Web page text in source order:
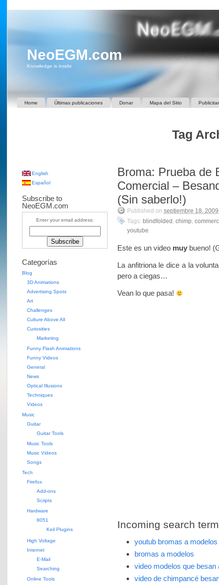
NeoEGM.com
Knowledge is inside
Home Últimas publicaciones Donar Mapa del Sitio
Tag
Broma: Prueba de
Comercial –
(Sin saberlo!)
Published on septiembre 18, 2009
Tags: blindfolded , chimp,
youtube.
Este es un video muy bueno!
La anfitriona le dice a la
pero a ciegas…
Vean lo que pasa!
Incoming search
youtub bromas a modelos
bromas a modelos
video modelos que besan
video de chimpancé
English
Español
Subscribe to
NeoEGM.com
Enter your email address:
Categorías
Blog
3D Animations
Advertising Spots
Art
Challenges
Culture Above All
Curiosities
Marketing
Funny Flash Animations
Funny Videos
General
News
Optical Illusions
Techniques
Videos
Music
Guitar
Guitar Tools
Music Tools
Music Videos
Songs
Tech
Firefox
Add-ons
Scripts
Hardware
8051
Keil Plugins
High Voltage
Internet
E-Mail
Searching
Online Tools